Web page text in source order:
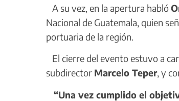
A su vez, en la apertura habló
Nacional de Guatemala, quien
portuaria de la región.
El cierre del evento estuvo a
subdirector Marcelo Teper, y
“Una vez cumplido el